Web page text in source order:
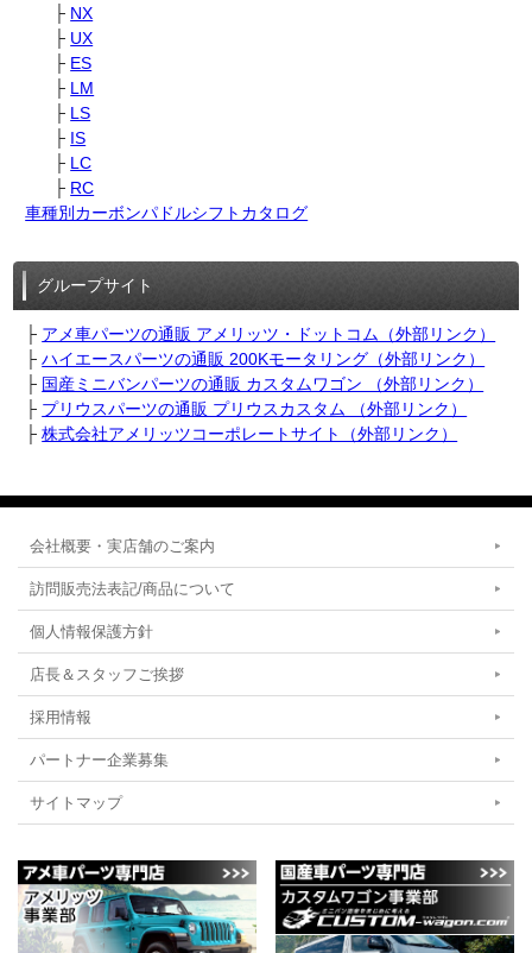
├ NX
├ UX
├ ES
├ LM
├ LS
├ IS
├ LC
├ RC
車種別カーボンパドルシフトカタログ
グループサイト
├ アメ車パーツの通販 アメリッツ・ドットコム（外部リンク）
├ハイエースパーツの通販 200Kモータリング（外部リンク）
├ 国産ミニバンパーツの通販 カスタムワゴン （外部リンク）
├ プリウスパーツの通販 プリウスカスタム （外部リンク）
├株式会社アメリッツコーポレートサイト（外部リンク）
会社概要・実店舗のご案内
訪問販売法表記/商品について
個人情報保護方針
店長＆スタッフご挨拶
採用情報
パートナー企業募集
サイトマップ